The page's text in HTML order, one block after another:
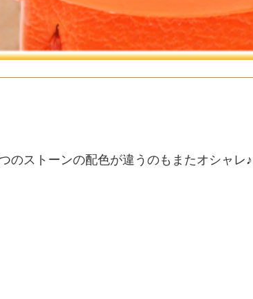
のストーンの配色が違うのもまたオシャレ♪